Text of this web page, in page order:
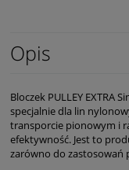
Opis
Bloczek PULLEY EXTRA
specjalnie dla lin
transporcie pionowym i
efektywność. Jest to
zarówno do zastosowań